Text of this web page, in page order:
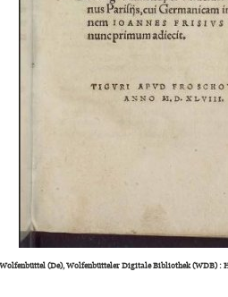
Wolfenbüttel (De), Wolfenbütteler Digitale Bibliothek (WDB) :